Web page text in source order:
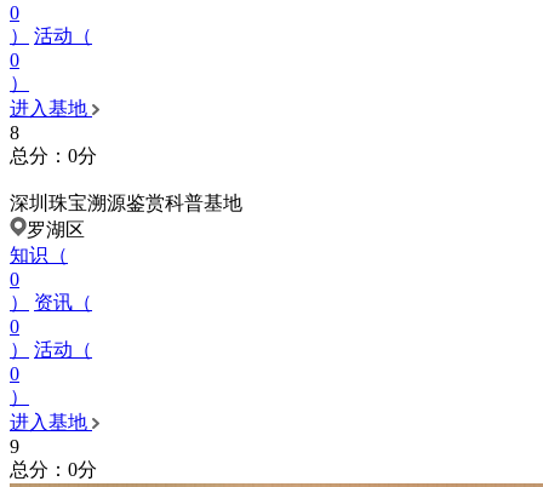
0
）
活动（
0
）
进入基地
8
总分：0分
深圳珠宝溯源鉴赏科普基地
罗湖区
知识（
0
）
资讯（
0
）
活动（
0
）
进入基地
9
总分：0分